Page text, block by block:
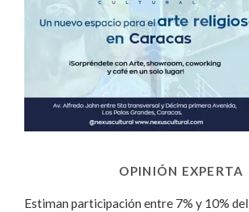
OPINIÓN EXPERTA
Estiman participación entre 7% y 10% del